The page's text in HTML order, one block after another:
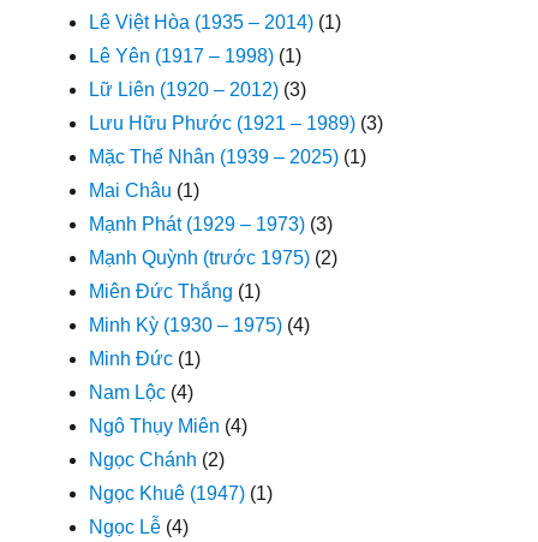
Lê Việt Hòa (1935 – 2014) (1)
Lê Yên (1917 – 1998) (1)
Lữ Liên (1920 – 2012) (3)
Lưu Hữu Phước (1921 – 1989) (3)
Mặc Thế Nhân (1939 – 2025) (1)
Mai Châu (1)
Mạnh Phát (1929 – 1973) (3)
Mạnh Quỳnh (trước 1975) (2)
Miên Đức Thắng (1)
Minh Kỳ (1930 – 1975) (4)
Minh Đức (1)
Nam Lộc (4)
Ngô Thụy Miên (4)
Ngọc Chánh (2)
Ngọc Khuê (1947) (1)
Ngọc Lễ (4)